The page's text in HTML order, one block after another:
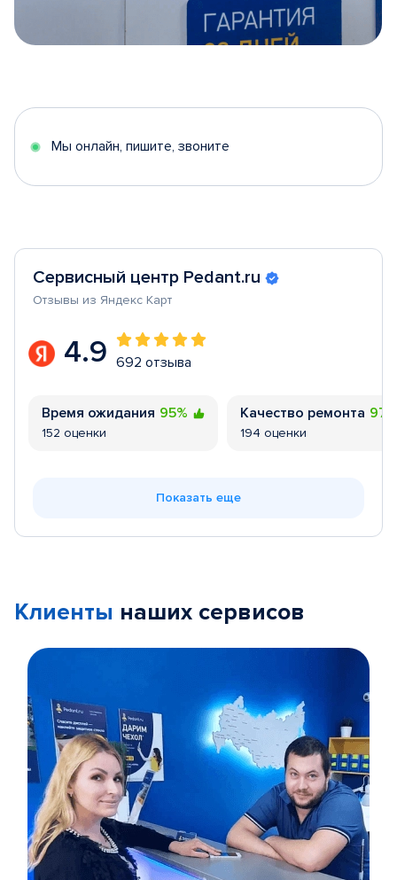
5
Мы онлайн, пишите, звоните
Сервисный центр Pedant.ru
Отзывы из Яндекс Карт
4.9 692 отзыва
Время ожидания 95%
152 оценки
Качество ремонта
194 оценки
Показать еще
Клиенты наших сервисов